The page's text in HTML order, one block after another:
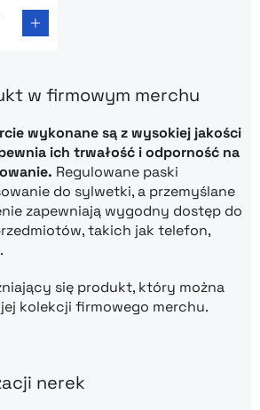
w firmowym merchu
wykonane są z wysokiej jakości
ich trwałość i odporność na
Regulowane paski
do sylwetki, a przemyślane
zapewniają wygodny dostęp do
takich jak telefon,
się produkt, który można
kolekcji firmowego merchu.
nerek